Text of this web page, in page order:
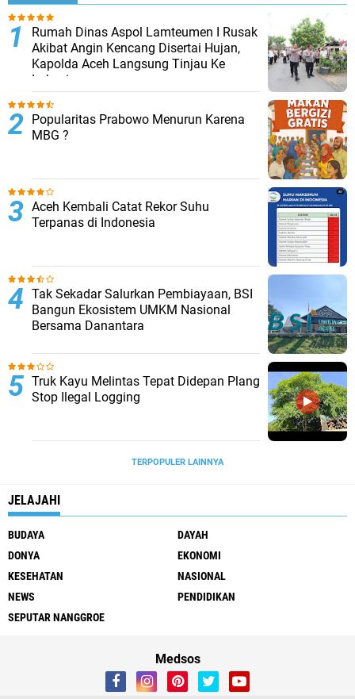
Rumah Dinas Aspol Lamteumen I Rusak
Akibat Angin Kencang Disertai Hujan,
Kapolda Aceh Langsung Tinjau Ke
Lokasi
Popularitas Prabowo Menurun Karena
MBG ?
Aceh Kembali Catat Rekor Suhu
Terpanas di Indonesia
Tak Sekadar Salurkan Pembiayaan, BSI
Bangun Ekosistem UMKM Nasional
Bersama Danantara
Truk Kayu Melintas Tepat Didepan Plang
Stop Ilegal Logging
TERPOPULER LAINNYA
JELAJAHI
BUDAYA
DAYAH
DONYA
EKONOMI
KESEHATAN
NASIONAL
NEWS
PENDIDIKAN
SEPUTAR NANGGROE
Medsos